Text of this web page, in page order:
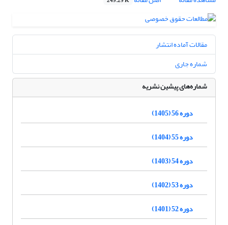
مقالات آماده انتشار
شماره جاری
شماره‌های پیشین نشریه
دوره 56 (1405)
دوره 55 (1404)
دوره 54 (1403)
دوره 53 (1402)
دوره 52 (1401)